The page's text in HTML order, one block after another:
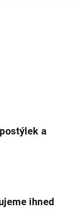
a
ihned